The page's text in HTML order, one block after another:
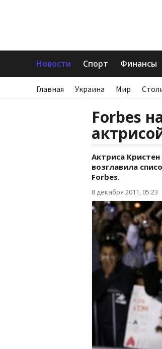
Новости Спорт Финансы
Главная Украина Мир
Forbes
Актриса
возглавила
Forbes.
8 декабря 2011, 05:23